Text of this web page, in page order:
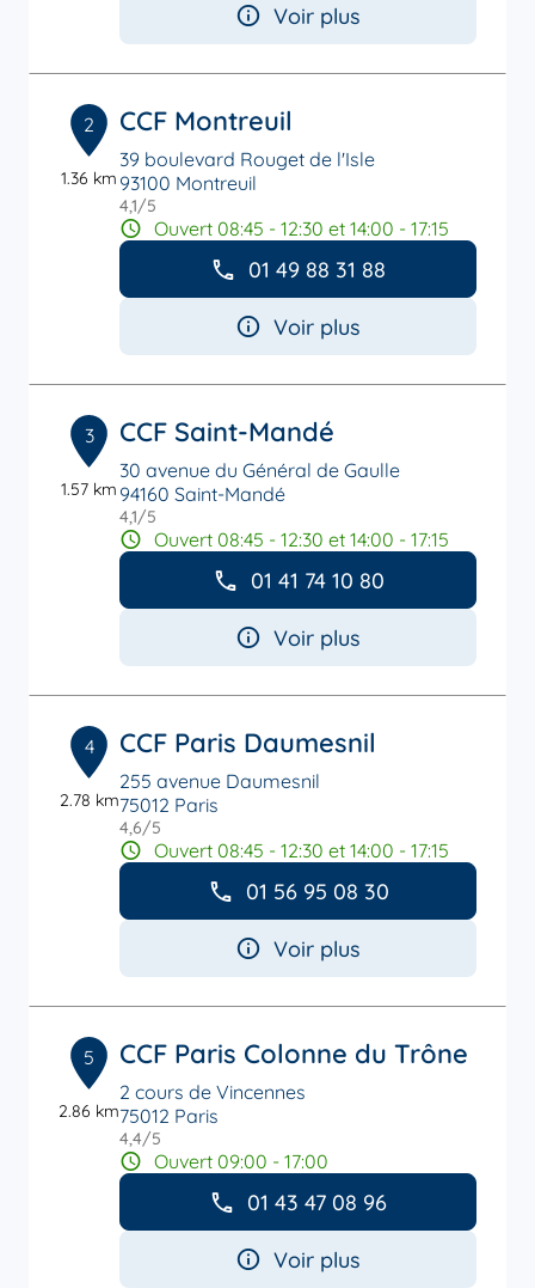
Voir plus
2
1.36 km
CCF Montreuil
39 boulevard Rouget de l'Isle
93100 Montreuil
4,1/5
Ouvert 08:45 - 12:30 et 14:00 - 17:15
01 49 88 31 88
Voir plus
3
1.57 km
CCF Saint-Mandé
30 avenue du Général de Gaulle
94160 Saint-Mandé
4,1/5
Ouvert 08:45 - 12:30 et 14:00 - 17:15
01 41 74 10 80
Voir plus
4
2.78 km
CCF Paris Daumesnil
255 avenue Daumesnil
75012 Paris
4,6/5
Ouvert 08:45 - 12:30 et 14:00 - 17:15
01 56 95 08 30
Voir plus
5
2.86 km
CCF Paris Colonne du Trône
2 cours de Vincennes
75012 Paris
4,4/5
Ouvert 09:00 - 17:00
01 43 47 08 96
Voir plus